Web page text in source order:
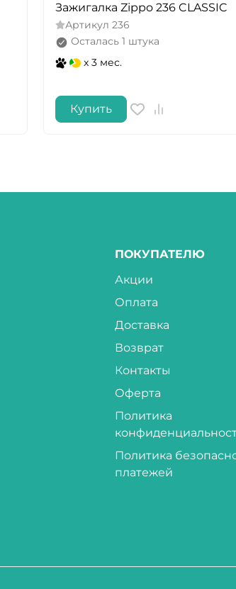
Зажигалка Zippo 236 CLASSIC
Артикул 236
Осталась 1 штука
x 3 мес.
Купить
ПОКУПАТЕЛЮ
Акции
Оплата
Доставка
Возврат
Контакты
Оферта
Политика
Политика
платежей